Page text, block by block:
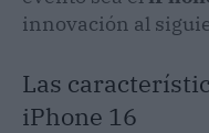
innovación al
Las
iPhone 16